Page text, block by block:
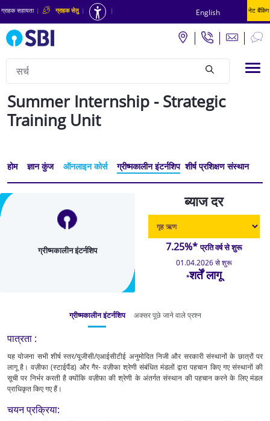
ग्राहक सहायता | ग्राहक सेतु | | English नेट बैंकिंग
सर्च
Summer Internship - Strategic
Training Unit
होम ज्ञान कुंज ऑनलाइन कोर्स ग्रीष्मकालीन इंटर्नशिप शीर्ष प्रशिक्षण संस्थान
ग्रीष्मकालीन इंटर्नशिप
ब्याज दर
7.25%*प्रति वर्ष से शुरू
01.04.2026 से शुरू
*शर्तें लागू
ग्रीष्मकालीन इंटर्नशिप अक्सर पूछे जाने वाले प्रश्न
पात्रता :
यह योजना सभी शीर्ष स्तर/यूजीसी/एआईसीटीई अनुमोदित निजी और सरकारी संस्थानों के छात्रों पर
लागू है। वज़ीफा (स्‍टाईपैंड) और गैर- वज़ीफा श्रेणी संबंधित मंडलों द्वारा पहचान किए गए संस्थानों की
सूची पर निर्भर करती है क्योंकि वज़ीफा की श्रेणी के अंतर्गत संस्थान की पहचान करने के लिए मंडल
प्राधिकृत किए गए हैं।
चयन प्रक्रिया: